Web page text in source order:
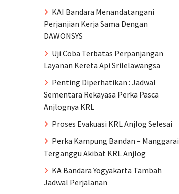
KAI Bandara Menandatangani
Perjanjian Kerja Sama Dengan
DAWONSYS
Uji Coba Terbatas Perpanjangan
Layanan Kereta Api Srilelawangsa
Penting Diperhatikan : Jadwal
Sementara Rekayasa Perka Pasca
Anjlognya KRL
Proses Evakuasi KRL Anjlog Selesai
Perka Kampung Bandan – Manggarai
Terganggu Akibat KRL Anjlog
KA Bandara Yogyakarta Tambah
Jadwal Perjalanan